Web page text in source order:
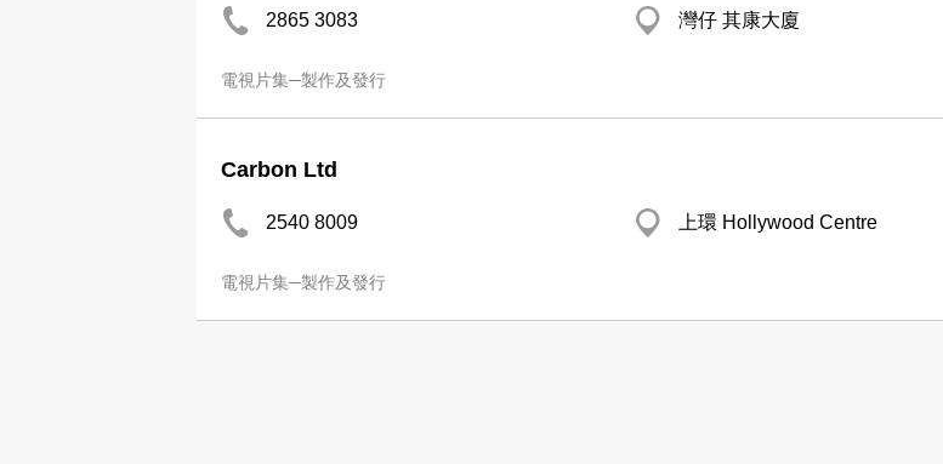
2865 3083 灣仔 其康大廈
電視片集─製作及發行
Carbon Ltd
2540 8009 上環 Hollywood Centre
電視片集─製作及發行